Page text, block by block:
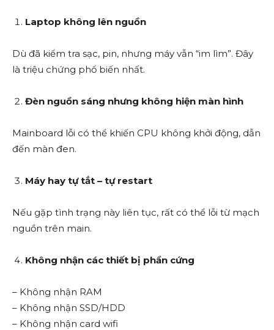
Laptop không lên nguồn
Dù đã kiểm tra sạc, pin, nhưng máy vẫn “im lìm”. Đây
là triệu chứng phổ biến nhất.
Đèn nguồn sáng nhưng không hiện màn hình
Mainboard lỗi có thể khiến CPU không khởi động, dẫn
đến màn đen.
Máy hay tự tắt – tự restart
Nếu gặp tình trạng này liên tục, rất có thể lỗi từ mạch
nguồn trên main.
Không nhận các thiết bị phần cứng
– Không nhận RAM
– Không nhận SSD/HDD
– Không nhận card wifi